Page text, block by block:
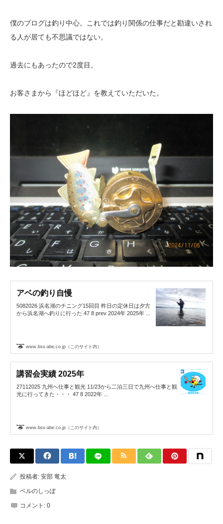
僕のブログは釣り中心。これでは釣り関係の仕事だと勘違いされ
る人が居ても不思議ではない。
過去にもあったので2度目。
お客さまから『ほどほど』を教えていただいた。
アベの釣り自慢
5082026 浜名湖のチニング15回目 昨日の定休日は夕方
から浜名湖へ釣りに行った 47 8 prev 2024年 2025年 ...
www.bss-abe.co.jp（このサイト内）
講習会実績 2025年
27112025 九州へ仕事と観光 11/23から二泊三日で九州へ仕事と観
光に行ってきた・・・ 47 8 2022年 ...
www.bss-abe.co.jp（このサイト内）
投稿者: 安部 竜太
ベルのしっぽ
コメント: 0